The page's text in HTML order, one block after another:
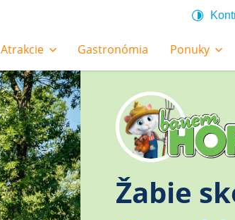
Atrakcie Gastronómia Ponuky
Žabie